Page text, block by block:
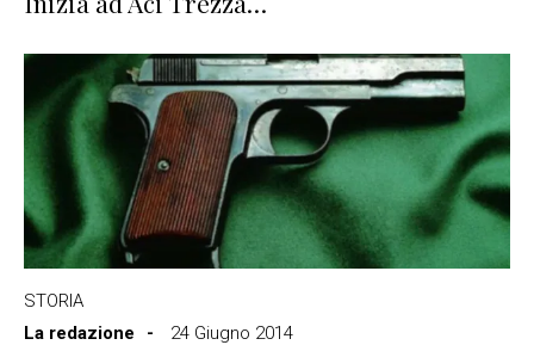
STORIA
La redazione
24 Giugno 2014